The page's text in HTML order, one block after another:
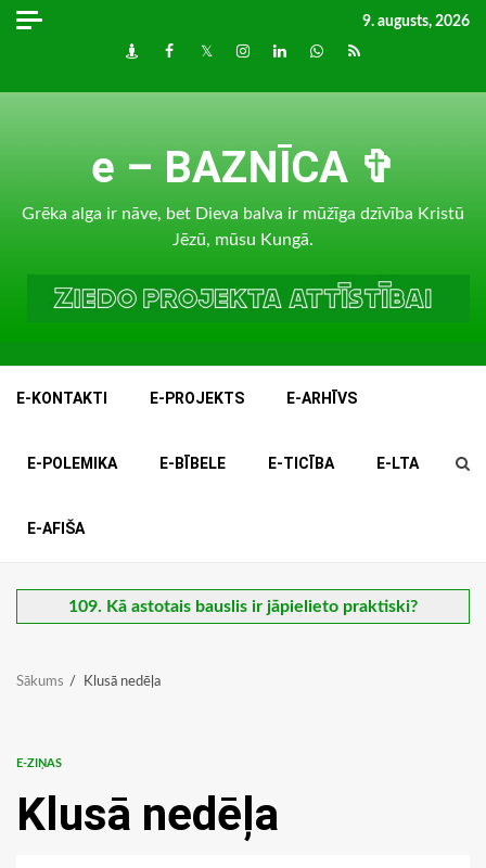
Skip
9. augusts, 2026
DraugiemFacebook
TwitterInstagram
LinkedInwhatsapp
RSS
e – BAZNĪCA ✞
Grēka alga ir nāve, bet Dieva balva ir mūžīga dzīvība Kristū
Jēzū, mūsu Kungā.
E-KONTAKTI E-PROJEKTS E-ARHĪVS
E-POLEMIKA E-BĪBELE E-TICĪBA E-LTA
E-AFIŠA
109. Kā astotais bauslis ir jāpielieto praktiski?
Sākums Klusā nedēļa
E-ZIŅAS
Klusā nedēļa